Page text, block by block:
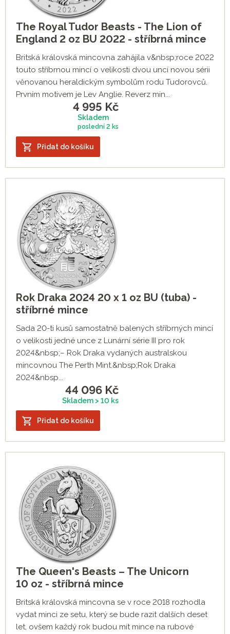
The Royal Tudor Beasts - The Lion of
England 2 oz BU 2022 - stříbrná mince
Britská královská mincovna zahájila v&nbsp;roce 2022
touto stříbrnou mincí o velikosti dvou uncí novou sérii
věnovanou heraldickým symbolům rodu Tudorovců.
Prvním motivem je Lev Anglie. Reverz min...
4 995 Kč
Skladem
poslední 2 ks
Přidat do košíku
Rok Draka 2024 20 x 1 oz BU (tuba) -
stříbrné mince
Sada 20-ti kusů samostatně balených stříbrných mincí
o velikosti jedné unce z Lunární série III pro rok
2024&nbsp;– Rok Draka vydaných australskou
mincovnou The Perth Mint.&nbsp;Rok Draka
2024&nbsp...
44 096 Kč
Skladem > 10 ks
Přidat do košíku
The Queen's Beasts – The Unicorn
10 oz - stříbrná mince
Britská královská mincovna se v roce 2018 rozhodla
vydat minci ze setu, který se bude razit dalších deset
let, ovšem každý rok budou mít mince na rubové